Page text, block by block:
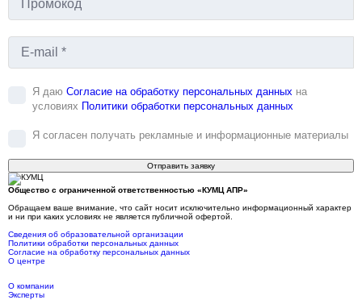
Я даю Согласие на обработку персональных данных на
условиях Политики обработки персональных данных
Я согласен получать рекламные и информационные материалы
Отправить заявку
Общество с ограниченной ответственностью «КУМЦ АПР»
Обращаем ваше внимание, что сайт носит исключительно информационный характер
и ни при каких условиях не является публичной офертой.
Сведения об образовательной организации
Политики обработки персональных данных
Согласие на обработку персональных данных
О центре
О компании
Эксперты